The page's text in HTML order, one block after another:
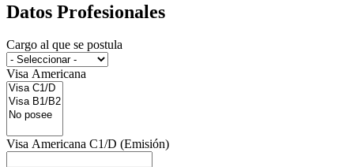
Datos Profesionales
Cargo al que se postula
Visa Americana
Visa Americana C1/D (Emisión)